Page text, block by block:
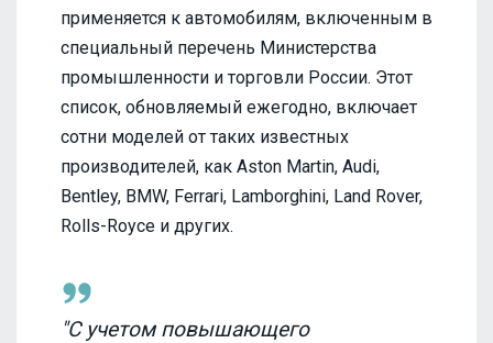
применяется к автомобилям, включенным в
специальный перечень Министерства
промышленности и торговли России. Этот
список, обновляемый ежегодно, включает
сотни моделей от таких известных
производителей, как Aston Martin, Audi,
Bentley, BMW, Ferrari, Lamborghini, Land Rover,
Rolls-Royce и других.
"С учетом повышающего